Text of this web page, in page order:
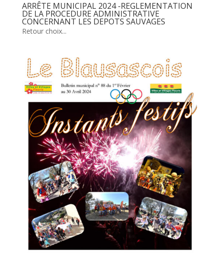
ARRÊTE MUNICIPAL 2024 -REGLEMENTATION
DE LA PROCEDURE ADMINISTRATIVE
CONCERNANT LES DEPOTS SAUVAGES
Retour choix...